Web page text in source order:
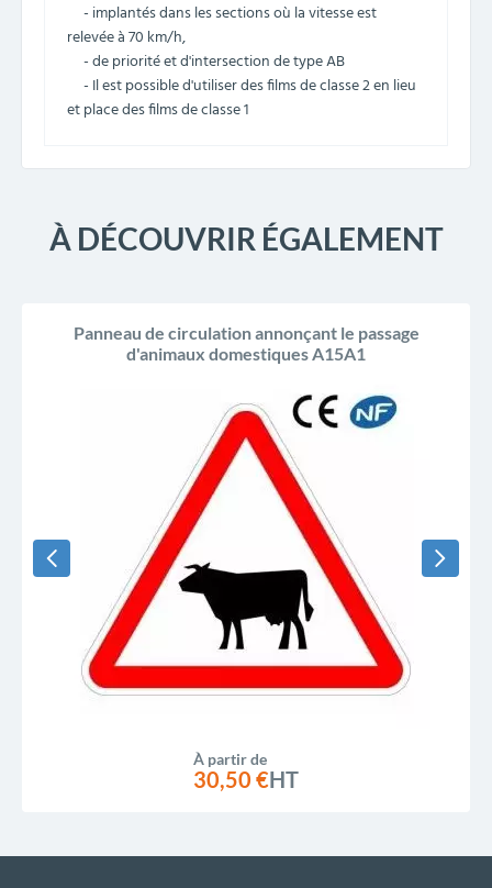
- implantés dans les sections où la vitesse est
relevée à 70 km/h,
- de priorité et d'intersection de type AB
- Il est possible d'utiliser des films de classe 2 en lieu
et place des films de classe 1
À DÉCOUVRIR ÉGALEMENT
Panneau de circulation annonçant le passage
d'animaux domestiques A15A1
À partir de
30,50 €HT